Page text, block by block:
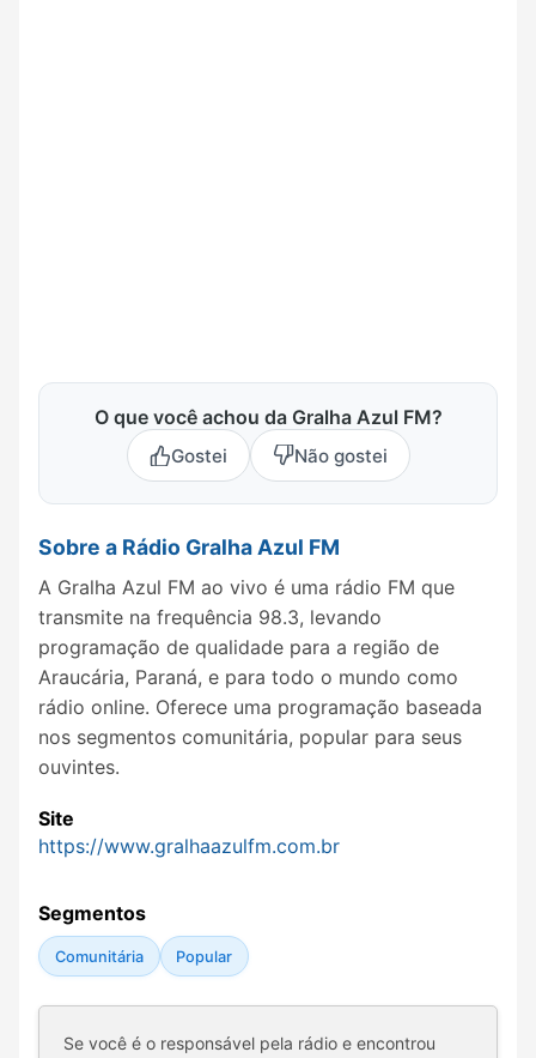
O que você achou da Gralha Azul FM?
Gostei Não gostei
Sobre a Rádio Gralha Azul FM
A Gralha Azul FM ao vivo é uma rádio FM que
transmite na frequência 98.3, levando
programação de qualidade para a região de
Araucária, Paraná, e para todo o mundo como
rádio online. Oferece uma programação baseada
nos segmentos comunitária, popular para seus
ouvintes.
Site
https://www.gralhaazulfm.com.br
Segmentos
Comunitária Popular
Se você é o responsável pela rádio e encontrou